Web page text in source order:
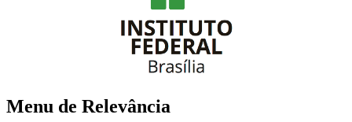
Menu de Relevância